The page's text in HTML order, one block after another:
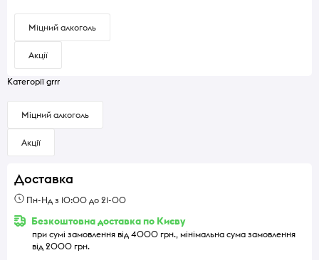
Міцний алкоголь
Акції
Категорії grrr
Міцний алкоголь
Акції
Доставка
Пн-Нд з 10:00 до 21-00
Безкоштовна доставка по Києву
при сумі замовлення від 4000 грн., мінімальна сума замовлення
від 2000 грн.